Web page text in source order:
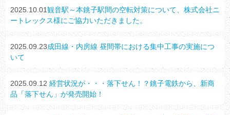
2025.10.01観音駅～本銚子駅間の空転対策について、株式会社ニ
ートレックス様にご協力いただきました。
2025.09.23成田線・内房線 昼間帯における集中工事の実施につ
いて
2025.09.12 経営状況が・・・落下せん！？銚子電鉄から、新商
品「落下せん」が発売開始！